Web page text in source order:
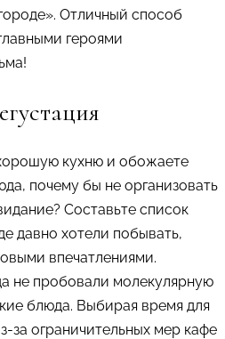
Отличный способ
героями
кухню и обожаете
почему бы не организовать
Составьте список
давно хотели побывать,
впечатлениями.
не пробовали молекулярную
блюда. Выбирая время для
за ограничительных мер кафе